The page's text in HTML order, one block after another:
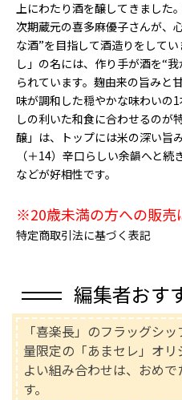
上にわたり酒を醸してきました
次期蔵元の喜多麻優子さんが、
な酒”を目指して酒造りをして
し」の名には、作り手が酒を“
られています。麹由来の旨みと
味が調和した穏やかな味わいの
しの利いた和食に合わせるのが
醸」は、トップには米の深い旨
（＋14）辛口らしい余韻へと
などが好相性です。
※20歳未満の方への販売
特定商取引法に基づく表記
編集者おす
「喜楽長」のフラッグシ
量限定の「あまセレ」オ
よい組み合わせは、おめ
す。